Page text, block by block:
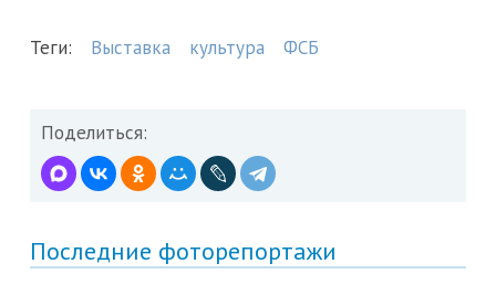
Теги: Выставка культура ФСБ
Поделиться:
Последние фоторепортажи